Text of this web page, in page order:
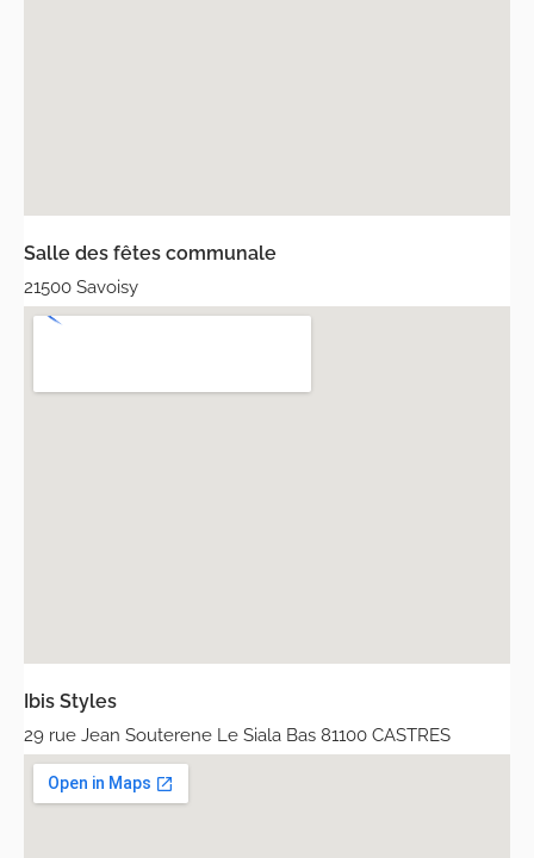
Salle des fêtes communale
21500 Savoisy
Ibis Styles
29 rue Jean Souterene Le Siala Bas 81100 CASTRES